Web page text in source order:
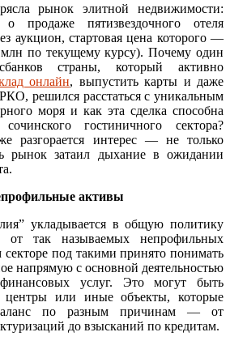
рынок элитной недвижимости:
продаже пятизвездочного отеля
аукцион, стартовая цена которого —
по текущему курсу). Почему один
страны, который активно
онлайн, выпустить карты и даже
решился расстаться с уникальным
моря и как эта сделка способна
гостиничного сектора?
разгорается интерес — не только
рынок затаил дыхание в ожидании
активы
укладывается в общую политику
так называемых непрофильных
секторе под такими принято понимать
напрямую с основной деятельностью
услуг. Это могут быть
центры или иные объекты, которые
по разным причинам — от
до взысканий по кредитам.